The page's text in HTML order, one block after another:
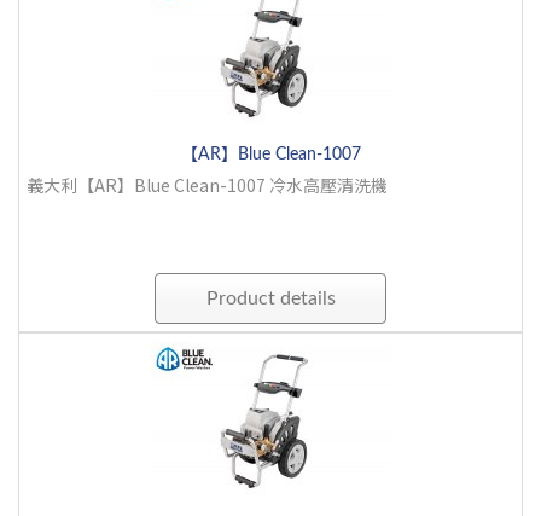
【AR】Blue Clean-1007
義大利【AR】Blue Clean-1007 冷水高壓清洗機
Product details